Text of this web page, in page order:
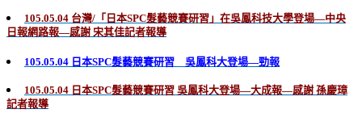
105.05.04 台灣/「日本SPC髮藝競賽研習」在吳鳳科技大學登場—中央
日報網路報—感謝 宋其佳記者報導
105.05.04 日本SPC髮藝競賽研習 吳鳳科大登場—勁報
105.05.04 日本SPC髮藝競賽研習 吳鳳科大登場—大成報—感謝 孫慶璋
記者報導